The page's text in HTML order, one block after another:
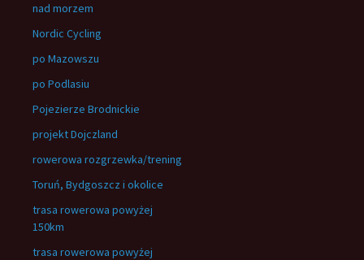
nad morzem
Nordic Cycling
po Mazowszu
po Podlasiu
Pojezierze Brodnickie
projekt Dojczland
rowerowa rozgrzewka/trening
Toruń, Bydgoszcz i okolice
trasa rowerowa powyżej
150km
trasa rowerowa powyżej